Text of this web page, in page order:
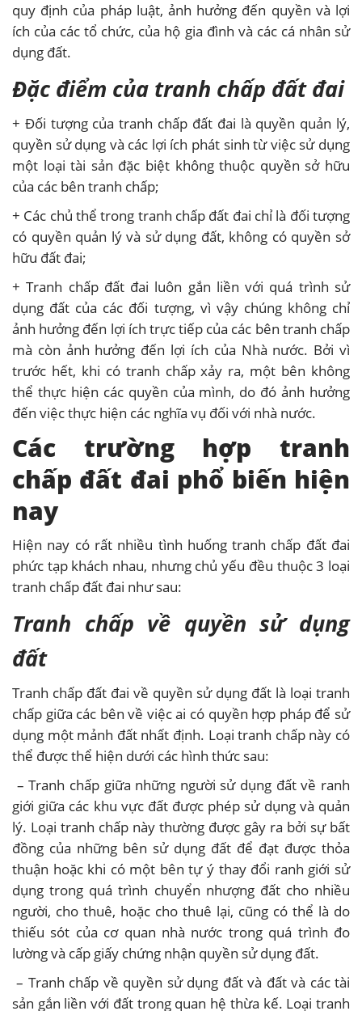
quy định của pháp luật, ảnh hưởng đến quyền và lợi
ích của các tổ chức, của hộ gia đình và các cá nhân sử
dụng đất.
Đặc điểm của tranh chấp đất đai
+ Đối tượng của tranh chấp đất đai là quyền quản lý,
quyền sử dụng và các lợi ích phát sinh từ việc sử dụng
một loại tài sản đặc biệt không thuộc quyền sở hữu
của các bên tranh chấp;
+ Các chủ thể trong tranh chấp đất đai chỉ là đối tượng
có quyền quản lý và sử dụng đất, không có quyền sở
hữu đất đai;
+ Tranh chấp đất đai luôn gắn liền với quá trình sử
dụng đất của các đối tượng, vì vậy chúng không chỉ
ảnh hưởng đến lợi ích trực tiếp của các bên tranh chấp
mà còn ảnh hưởng đến lợi ích của Nhà nước. Bởi vì
trước hết, khi có tranh chấp xảy ra, một bên không
thể thực hiện các quyền của mình, do đó ảnh hưởng
đến việc thực hiện các nghĩa vụ đối với nhà nước.
Các trường hợp tranh
chấp đất đai phổ biến hiện
nay
Hiện nay có rất nhiều tình huống tranh chấp đất đai
phức tạp khách nhau, nhưng chủ yếu đều thuộc 3 loại
tranh chấp đất đai như sau:
Tranh chấp về quyền sử dụng
đất
Tranh chấp đất đai về quyền sử dụng đất là loại tranh
chấp giữa các bên về việc ai có quyền hợp pháp để sử
dụng một mảnh đất nhất định. Loại tranh chấp này có
thể được thể hiện dưới các hình thức sau:
– Tranh chấp giữa những người sử dụng đất về ranh
giới giữa các khu vực đất được phép sử dụng và quản
lý. Loại tranh chấp này thường được gây ra bởi sự bất
đồng của những bên sử dụng đất để đạt được thỏa
thuận hoặc khi có một bên tự ý thay đổi ranh giới sử
dụng trong quá trình chuyển nhượng đất cho nhiều
người, cho thuê, hoặc cho thuê lại, cũng có thể là do
thiếu sót của cơ quan nhà nước trong quá trình đo
lường và cấp giấy chứng nhận quyền sử dụng đất.
– Tranh chấp về quyền sử dụng đất và đất và các tài
sản gắn liền với đất trong quan hệ thừa kế. Loại tranh